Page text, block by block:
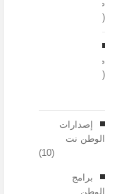
صحة
(16)
مجتمع
(30)
إصدارات
الوطن نت
(10)
برامج
الوطن